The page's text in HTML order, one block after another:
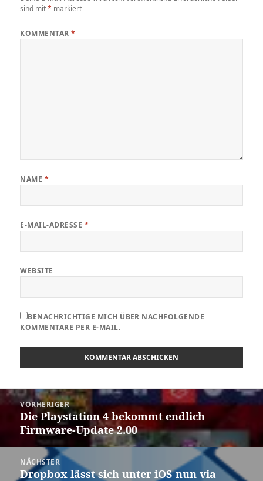
sind mit* markiert
KOMMENTAR*
NAME *
E-MAIL-ADRESSE *
WEBSITE
BENACHRICHTIGE MICH ÜBER NACHFOLGENDE
KOMMENTARE PER E-MAIL.
Beitragsnavigation
VORHERIGER
Vorheriger
Beitrag:
Die Playstation 4 bekommt endlich
Firmware-Update 2.00
NÄCHSTER
Nächster
Dropbox lässt sich unter iOS nun via